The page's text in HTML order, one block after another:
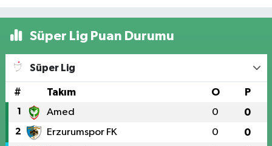
Süper Lig Puan Durumu
Süper Lig
# Takım O P
1 Amed 0 0
2 Erzurumspor FK 0 0